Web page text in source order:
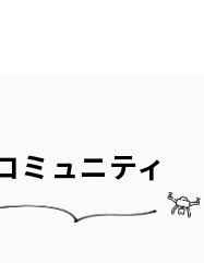
ミュニティ